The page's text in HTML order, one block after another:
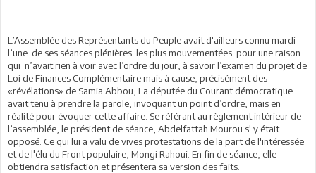
L’Assemblée des Représentants du Peuple avait d'ailleurs connu mardi
l’une de ses séances plénières les plus mouvementées pour une raison
qui n’avait rien à voir avec l’ordre du jour, à savoir l’examen du projet de
Loi de Finances Complémentaire mais à cause, précisément des
«révélations» de Samia Abbou, La députée du Courant démocratique
avait tenu à prendre la parole, invoquant un point d’ordre, mais en
réalité pour évoquer cette affaire. Se référant au règlement intérieur de
l’assemblée, le président de séance, Abdelfattah Mourou s' y était
opposé. Ce qui lui a valu de vives protestations de la part de l'intéressée
et de l'élu du Front populaire, Mongi Rahoui. En fin de séance, elle
obtiendra satisfaction et présentera sa version des faits.